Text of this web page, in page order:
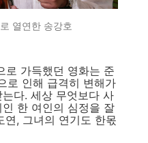
열연한 송강호
로 가득했던 영화는 준
로 인해 급격히 변해가
다. 세상 무엇보다 사
한 여인의 심정을 잘
연, 그녀의 연기도 한몫